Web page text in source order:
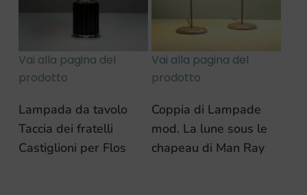
Vai alla pagina del
prodotto
Lampada da tavolo
Taccia dei fratelli
Castiglioni per Flos
Vai alla pagina del
prodotto
Coppia di Lampade
mod. La lune sous le
chapeau di Man Ray